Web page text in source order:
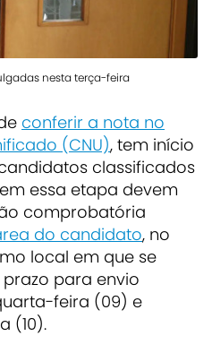
nesta terça-feira
conferir a nota no
(CNU), tem início
classificados
essa etapa devem
comprobatória
do candidato, no
local em que se
para envio
feira (09) e
(10).